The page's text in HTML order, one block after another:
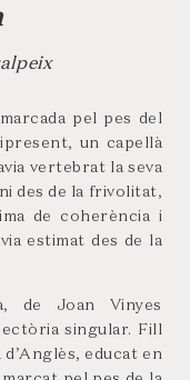
pel pes del
un capellà
vertebrat la seva
des de la frivolitat,
de coherència i
estimat des de la
de Joan Vinyes
singular. Fill
educat en